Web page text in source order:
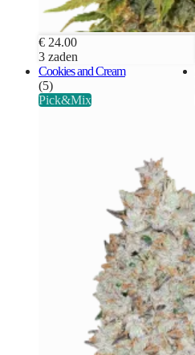
€ 24.00
3 zaden
Cookies and Cream
(5)
Pick&Mix